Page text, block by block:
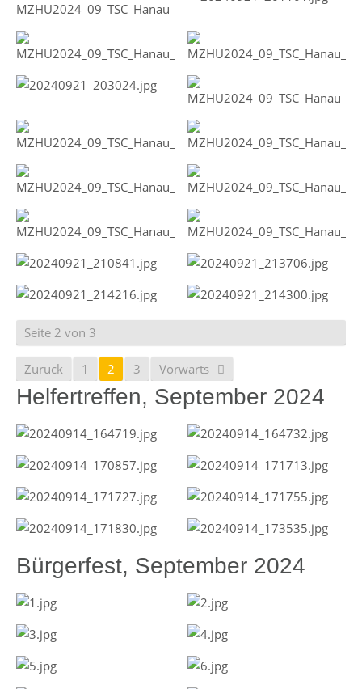
Seite 2 von 3
Zurück 1 2 3 Vorwärts
Helfertreffen, September 2024
Bürgerfest, September 2024